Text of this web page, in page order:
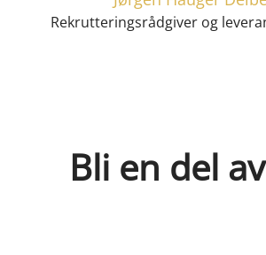
Rekrutteringsrådgiver og
Bli en del